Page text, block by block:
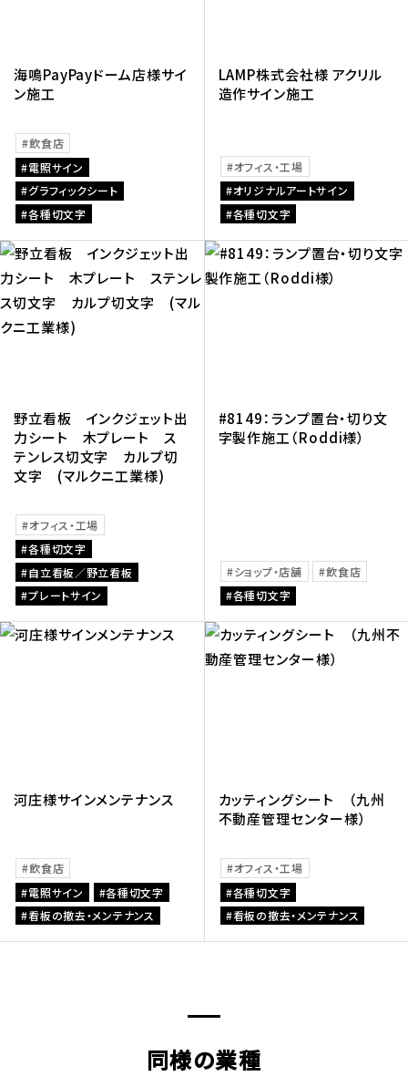
海鳴PayPayドーム店様サイ
ン施工
飲食店
電照サイン
グラフィックシート
各種切文字
LAMP株式会社様 アクリル
造作サイン施工
オフィス・工場
オリジナルアートサイン
各種切文字
野立看板 インクジェット出
力シート 木プレート ス
テンレス切文字 カルプ切
文字 (マルクニ工業様)
オフィス・工場
各種切文字
自立看板／野立看板
プレートサイン
#8149：ランプ置台・切り文
字製作施工（Roddi様）
ショップ・店舗
飲食店
各種切文字
河庄様サインメンテナンス
飲食店
電照サイン
各種切文字
看板の撤去・メンテナンス
カッティングシート （九州
不動産管理センター様）
オフィス・工場
各種切文字
看板の撤去・メンテナンス
同様の業種